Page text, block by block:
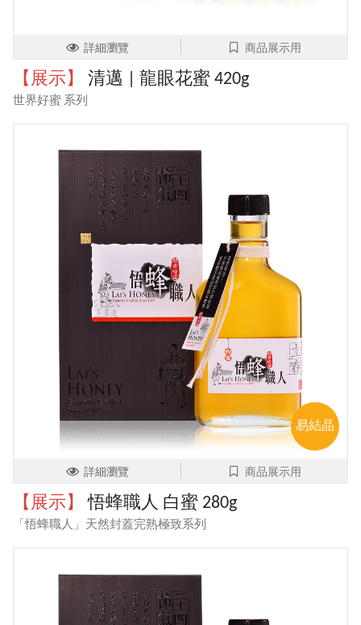
詳細瀏覽 商品展示用
【展示】 清邁 | 龍眼花蜜 420g
世界好蜜 系列
易結晶
詳細瀏覽 商品展示用
【展示】 悟蜂職人 白蜜 280g
「悟蜂職人」天然封蓋完熟極致系列